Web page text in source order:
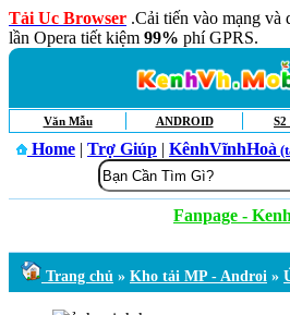
Tải Uc Browser .Cải tiến vào mạng và
lần Opera tiết kiệm 99% phí GPRS.
Văn Mẫu ANDROID
Home | Trợ Giúp | KênhVĩnhHoà
Fanpage -
Trang chủ » Kho tải MP - Androi »